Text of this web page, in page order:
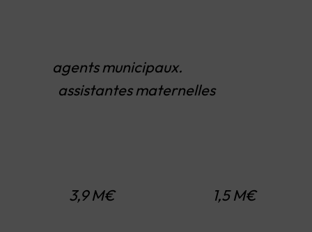
agents municipaux.
assistantes maternelles
3,9 M€ 1,5 M€